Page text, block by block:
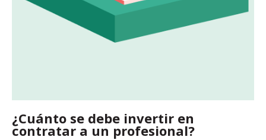
¿Cuánto se debe invertir en
contratar a un profesional?